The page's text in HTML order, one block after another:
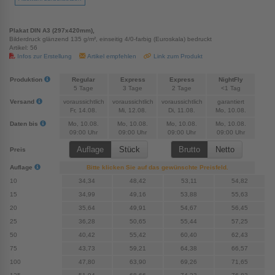
Plakat DIN A3 (297x420mm),
Bilderdruck glänzend 135 g/m², einseitig 4/0-farbig (Euroskala) bedruckt
Artikel: 56
Infos zur Erstellung
Artikel empfehlen Link zum Produkt
Produktion
Regular
5 Tage
Express
3 Tage
Express
2 Tage
NightFly
<1 Tag
Versand
voraussichtlich
Fr, 14.08.
voraussichtlich
Mi, 12.08.
voraussichtlich
Di, 11.08.
garantiert
Mo, 10.08.
Daten bis
Mo, 10.08.
09:00 Uhr
Mo, 10.08.
09:00 Uhr
Mo, 10.08.
09:00 Uhr
Mo, 10.08.
09:00 Uhr
Preis
Auflage
Bitte klicken Sie auf das gewünschte Preisfeld.
10
34,34 48,42 53,11
54,82
15
34,99 49,16 53,88
55,63
20
35,64 49,91 54,67
56,45
25
36,28 50,65 55,44
57,25
50
40,42 55,42 60,40
62,43
75
43,73 59,21 64,38
66,57
100
47,80 63,90 69,26
71,65